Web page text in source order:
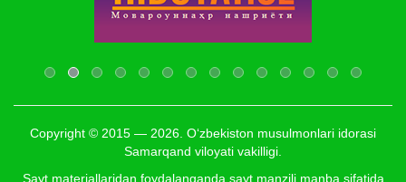
Copyright © 2015 — 2026. O‘zbekiston musulmonlari idorasi
Samarqand viloyati vakilligi.
Sayt materiallaridan foydalanganda sayt manzili manba sifatida